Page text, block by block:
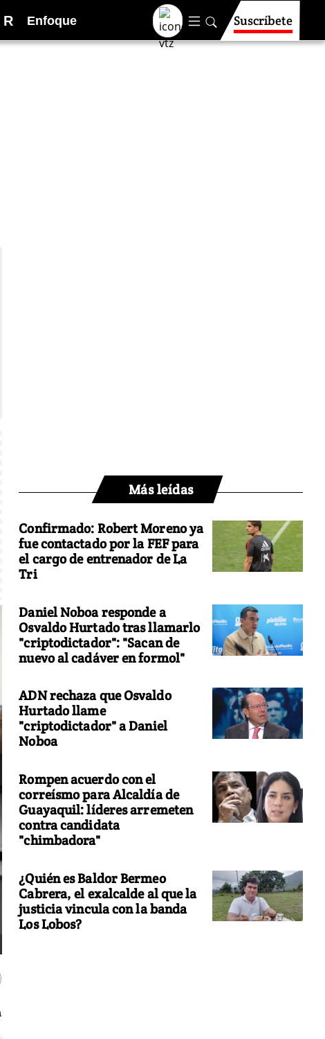
R Enfoque Suscríbete
Más leídas
Confirmado: Robert Moreno ya
fue contactado por la FEF para
el cargo de entrenador de La
Tri
Daniel Noboa responde a
Osvaldo Hurtado tras llamarlo
"criptodictador": "Sacan de
nuevo al cadáver en formol"
ADN rechaza que Osvaldo
Hurtado llame
"criptodictador" a Daniel
Noboa
Rompen acuerdo con el
correísmo para Alcaldía de
Guayaquil: líderes arremeten
contra candidata
"chimbadora"
¿Quién es Baldor Bermeo
Cabrera, el exalcalde al que la
justicia vincula con la banda
Los Lobos?